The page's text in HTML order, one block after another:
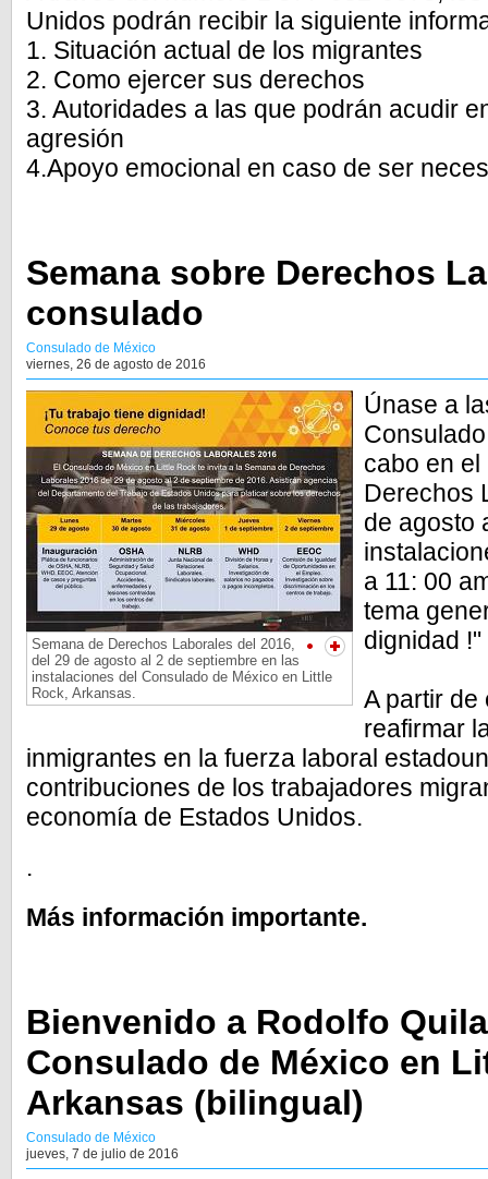
Unidos podrán recibir la siguiente
1. Situación actual de los migrantes
2. Como ejercer sus derechos
3. Autoridades a las que podrán acudir
agresión
4.Apoyo emocional en caso de ser
Semana sobre Derechos
consulado
Consulado de México
viernes, 26 de agosto de 2016
Semana de Derechos Laborales del 2016,
del 29 de agosto al 2 de septiembre en las
instalaciones del Consulado de México en Little
Rock, Arkansas.
Únase a
cabo en
Derechos
de agosto
a 11: 00
tema
dignidad
A partir de
reafirmar
inmigrantes en la fuerza laboral
contribuciones de los trabajadores
economía de Estados Unidos.
.
Más información importante.
Bienvenido a Rodolfo
Consulado de México en
Arkansas (bilingual)
Consulado de México
jueves, 7 de julio de 2016